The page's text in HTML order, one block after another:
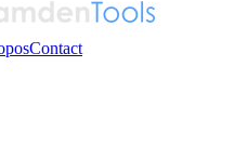
Contact